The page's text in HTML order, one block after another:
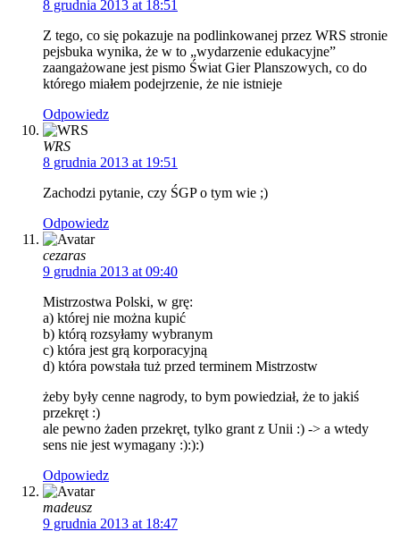
8 grudnia 2013 at 18:51
Z tego, co się pokazuje na podlinkowanej przez WRS stronie
pejsbuka wynika, że w to „wydarzenie edukacyjne”
zaangażowane jest pismo Świat Gier Planszowych, co do
którego miałem podejrzenie, że nie istnieje
Odpowiedz
WRS
8 grudnia 2013 at 19:51
Zachodzi pytanie, czy ŚGP o tym wie ;)
Odpowiedz
cezaras
9 grudnia 2013 at 09:40
Mistrzostwa Polski, w grę:
a) której nie można kupić
b) którą rozsyłamy wybranym
c) która jest grą korporacyjną
d) która powstała tuż przed terminem Mistrzostw
żeby były cenne nagrody, to bym powiedział, że to jakiś
przekręt :)
ale pewno żaden przekręt, tylko grant z Unii :) -> a wtedy
sens nie jest wymagany :):):)
Odpowiedz
madeusz
9 grudnia 2013 at 18:47